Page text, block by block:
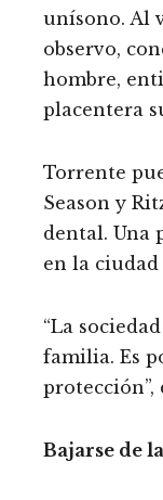
unísono. Al
observo,
hombre,
placentera
Torrente
Season y
dental. Una
en la
“La
familia. Es
protección”,
Bajarse de